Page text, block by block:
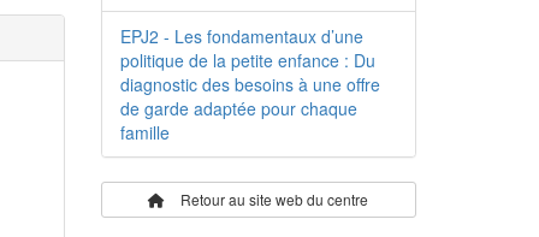
EPJ2 - Les fondamentaux d’une
politique de la petite enfance : Du
diagnostic des besoins à une offre
de garde adaptée pour chaque
famille
Retour au site web du centre